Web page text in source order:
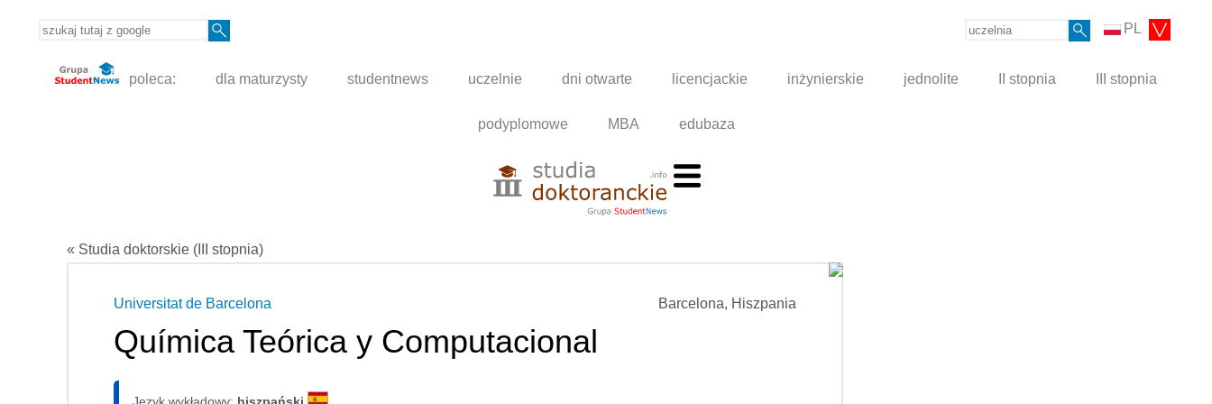
PL
poleca: dla maturzysty studentnews uczelnie dni otwarte licencjackie inżynierskie jednolite II stopnia III stopnia
podyplomowe MBA edubaza
« Studia doktorskie (III stopnia)
Barcelona, Hiszpania
Universitat de Barcelona
Química Teórica y Computacional
Język wykładowy: hiszpański